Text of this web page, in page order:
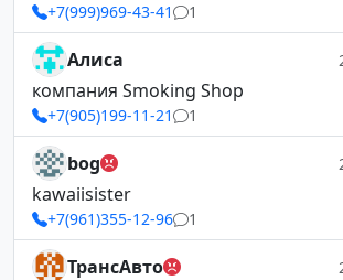
+7(999)969-43-41 1
Алиса
компания Smoking Shop
+7(905)199-11-21 1
bog
kawaiisister
+7(961)355-12-96 1
ТрансАвто